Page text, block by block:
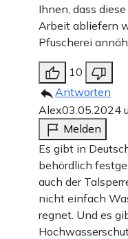
Ihnen, dass
Arbeit abliefern
Pfuscherei
10
Antworten
Alex03.05.2024
Melden
Es gibt in
behördlich
auch der
nicht einfach
regnet. Und es